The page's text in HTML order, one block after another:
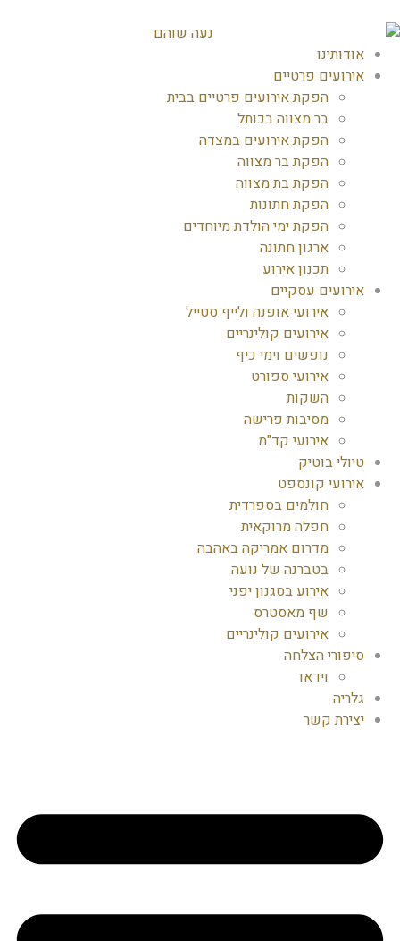
אודותינו
אירועים פרטיים
הפקת אירועים פרטיים בבית
בר מצווה בכותל
הפקת אירועים במצדה
הפקת בר מצווה
הפקת בת מצווה
הפקת חתונות
הפקת ימי הולדת מיוחדים
ארגון חתונה
תכנון אירוע
אירועים עסקיים
אירועי אופנה ולייף סטייל
אירועים קולינריים
נופשים וימי כיף
אירועי ספורט
השקות
מסיבות פרישה
אירועי קד"מ
טיולי בוטיק
אירועי קונספט
חולמים בספרדית
חפלה מרוקאית
מדרום אמריקה באהבה
בטברנה של נועה
אירוע בסגנון יפני
שף מאסטרס
אירועים קולינריים
סיפורי הצלחה
וידאו
גלריה
יצירת קשר